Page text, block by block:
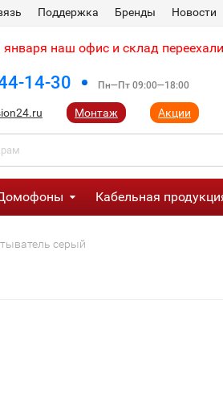
Поддержка Бренды Новости
наш офис и склад
14-30 Пн—Пт 09:00—18:00
Монтаж Акции
Кабельная
серый